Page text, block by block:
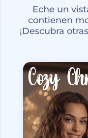
Eche un
contienen
¡Descubra